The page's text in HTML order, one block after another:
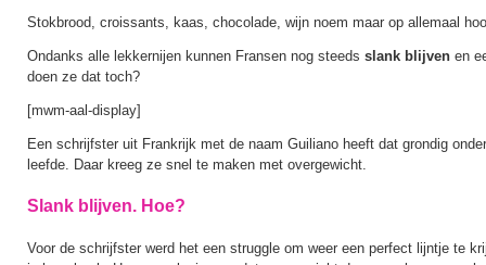
Stokbrood, croissants, kaas, chocolade, wijn noem maar op allemaal
Ondanks alle lekkernijen kunnen Fransen nog steeds slank blijven en
doen ze dat toch?
[mwm-aal-display]
Een schrijfster uit Frankrijk met de naam Guiliano heeft dat grondig
leefde. Daar kreeg ze snel te maken met overgewicht.
Slank blijven. Hoe?
Voor de schrijfster werd het een struggle om weer een perfect lijntje te